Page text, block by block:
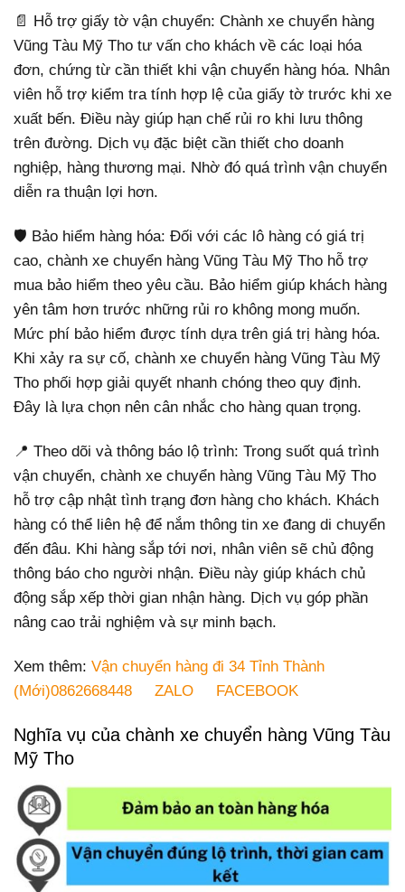
📄 Hỗ trợ giấy tờ vận chuyển: Chành xe chuyển hàng
Vũng Tàu Mỹ Tho tư vấn cho khách về các loại hóa
đơn, chứng từ cần thiết khi vận chuyển hàng hóa. Nhân
viên hỗ trợ kiểm tra tính hợp lệ của giấy tờ trước khi xe
xuất bến. Điều này giúp hạn chế rủi ro khi lưu thông
trên đường. Dịch vụ đặc biệt cần thiết cho doanh
nghiệp, hàng thương mại. Nhờ đó quá trình vận chuyển
diễn ra thuận lợi hơn.
🛡️ Bảo hiểm hàng hóa: Đối với các lô hàng có giá trị
cao, chành xe chuyển hàng Vũng Tàu Mỹ Tho hỗ trợ
mua bảo hiểm theo yêu cầu. Bảo hiểm giúp khách hàng
yên tâm hơn trước những rủi ro không mong muốn.
Mức phí bảo hiểm được tính dựa trên giá trị hàng hóa.
Khi xảy ra sự cố, chành xe chuyển hàng Vũng Tàu Mỹ
Tho phối hợp giải quyết nhanh chóng theo quy định.
Đây là lựa chọn nên cân nhắc cho hàng quan trọng.
📍 Theo dõi và thông báo lộ trình: Trong suốt quá trình
vận chuyển, chành xe chuyển hàng Vũng Tàu Mỹ Tho
hỗ trợ cập nhật tình trạng đơn hàng cho khách. Khách
hàng có thể liên hệ để nắm thông tin xe đang di chuyển
đến đâu. Khi hàng sắp tới nơi, nhân viên sẽ chủ động
thông báo cho người nhận. Điều này giúp khách chủ
động sắp xếp thời gian nhận hàng. Dịch vụ góp phần
nâng cao trải nghiệm và sự minh bạch.
Xem thêm: Vận chuyển hàng đi 34 Tỉnh Thành
(Mới)0862668448
ZALO FACEBOOK
Nghĩa vụ của chành xe chuyển hàng Vũng Tàu
Mỹ Tho